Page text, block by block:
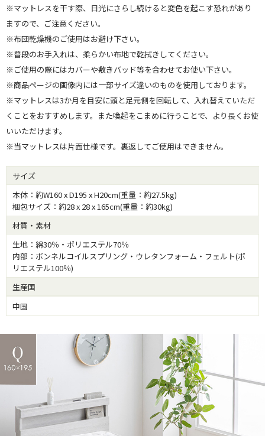
※マットレスを干す際、日光にさらし続けると変色を起こす恐れがあり
ますので、ご注意ください。
※布団乾燥機のご使用はお避け下さい。
※普段のお手入れは、柔らかい布地で乾拭きしてください。
※ご使用の際にはカバーや敷きバッド等を合わせてお使い下さい。
※商品ページの画像内には一部サイズ違いのものを使用しております。
※マットレスは3か月を目安に頭と足元側を回転して、入れ替えていただ
くことをおすすめします。また喚起をこまめに行うことで、より長くお使
いいただけます。
※当マットレスは片面仕様です。裏返してご使用はできません。
サイズ
本体：約W160 x D195 x H20cm(重量：約27.5kg)
梱包サイズ：約28 x 28 x 165cm(重量：約30kg)
材質・素材
生地：綿30％・ポリエステル70％
内部：ボンネルコイルスプリング・ウレタンフォーム・フェルト(ポ
リエステル100％)
生産国
中国